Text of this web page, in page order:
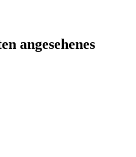
angesehenes